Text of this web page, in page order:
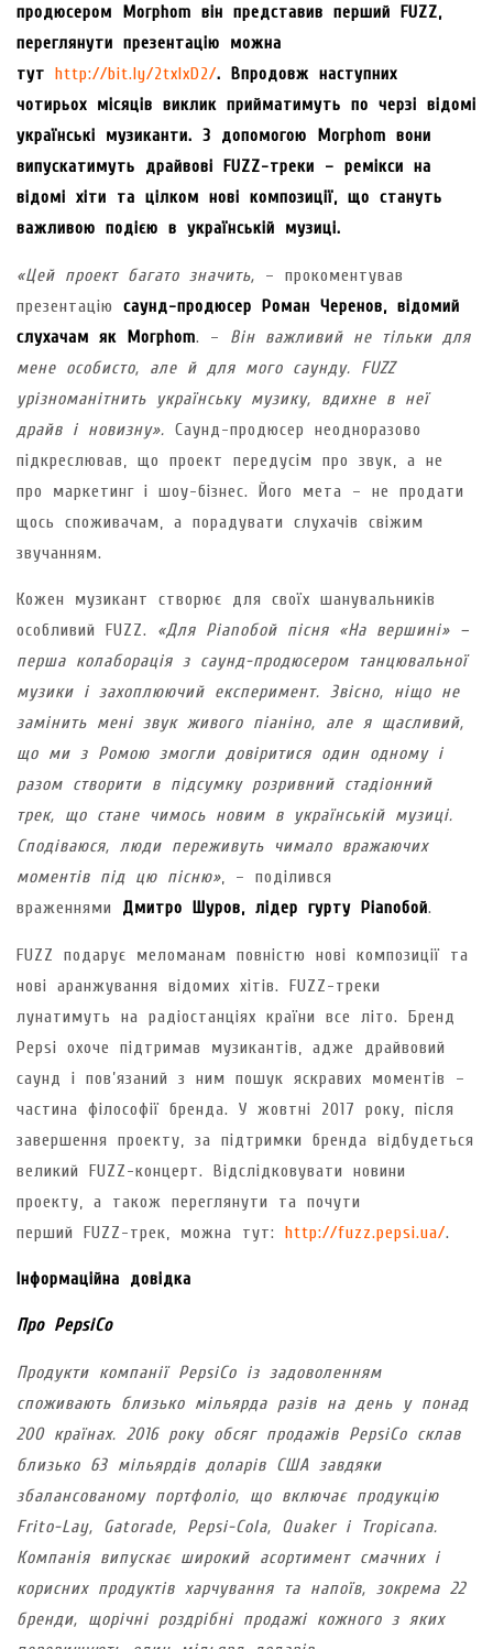
продюсером Morphom він представив перший FUZZ,
переглянути презентацію можна
тут
http://bit.ly/2txIxD2/. Впродовж наступних
чотирьох місяців виклик прийматимуть по черзі відомі
українські музиканти. З допомогою Morphom вони
випускатимуть драйвові FUZZ-треки – ремікси на
відомі хіти та цілком нові композиції, що стануть
важливою подією в українській музиці.
«Цей проект багато значить, – прокоментував
презентацію саунд-продюсер Роман Черенов, відомий
слухачам як Morphom. – Він важливий не тільки для
мене особисто, але й для мого саунду. FUZZ
урізноманітнить українську музику, вдихне в неї
драйв і новизну». Саунд-продюсер неодноразово
підкреслював, що проект передусім про звук, а не
про маркетинг і шоу-бізнес. Його мета – не продати
щось споживачам, а порадувати слухачів свіжим
звучанням.
Кожен музикант створює для своїх шанувальників
особливий FUZZ. «Для Pianoбой пісня «На вершині» –
перша колаборація з саунд-продюсером танцювальної
музики і захоплюючий експеримент. Звісно, ніщо не
замінить мені звук живого піаніно, але я щасливий,
що ми з Ромою змогли довіритися один одному і
разом створити в підсумку розривний стадіонний
трек, що стане чимось новим в українській музиці.
Сподіваюся, люди переживуть чимало вражаючих
моментів під цю пісню», – поділився
враженнями Дмитро Шуров, лідер гурту Pianoбой.
FUZZ подарує меломанам повністю нові композиції та
нові аранжування відомих хітів. FUZZ-треки
лунатимуть на радіостанціях країни все літо. Бренд
Pepsi охоче підтримав музикантів, адже драйвовий
саунд і пов’язаний з ним пошук яскравих моментів –
частина філософії бренда. У жовтні 2017 року, після
завершення проекту, за підтримки бренда відбудеться
великий FUZZ-концерт. Відслідковувати новини
проекту, а також переглянути та почути
перший FUZZ-трек, можна тут: http://fuzz.pepsi.ua/.
Інформаційна довідка
Про PepsiCo
Продукти компанії PepsiCo із задоволенням
споживають близько мільярда разів на день у понад
200 країнах. 2016 року обсяг продажів PepsiCo склав
близько 63 мільярдів доларів США завдяки
збалансованому портфоліо, що включає продукцію
Frito-Lay, Gatorade, Pepsi-Cola, Quaker і Tropicana.
Компанія випускає широкий асортимент смачних і
корисних продуктів харчування та напоїв, зокрема 22
бренди, щорічні роздрібні продажі кожного з яких